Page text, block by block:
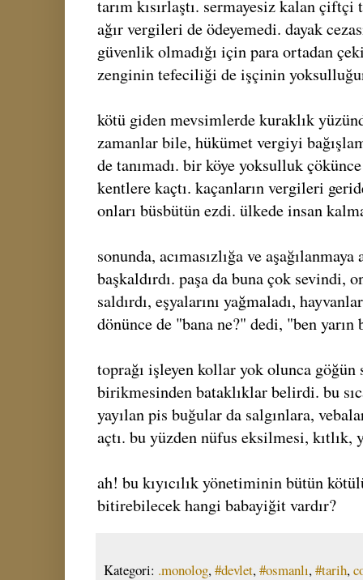
tarım kısırlaştı. sermayesiz kalan
ağır vergileri de ödeyemedi. dayak
güvenlik olmadığı için para ortadan
zenginin tefeciliği de işçinin
kötü giden mevsimlerde kuraklık
zamanlar bile, hükümet vergiyi
de tanımadı. bir köye yoksulluk
kentlere kaçtı. kaçanların vergileri
onları büsbütün ezdi. ülkede insan
sonunda, acımasızlığa ve
başkaldırdı. paşa da buna çok sevindi,
saldırdı, eşyalarını yağmaladı,
dönünce de "bana ne?" dedi, "ben
toprağı işleyen kollar yok olunca göğün
birikmesinden bataklıklar belirdi. bu
yayılan pis buğular da salgınlara,
açtı. bu yüzden nüfus eksilmesi,
ah! bu kıyıcılık yönetiminin bütün
bitirebilecek hangi babayiğit vardır?
Kategori: .monolog,#devlet,#osmanlı,#tarih,